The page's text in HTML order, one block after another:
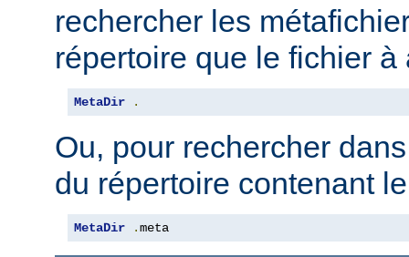
rechercher les
répertoire que le fichier à
MetaDir .
Ou, pour rechercher
du répertoire contenant
MetaDir .meta